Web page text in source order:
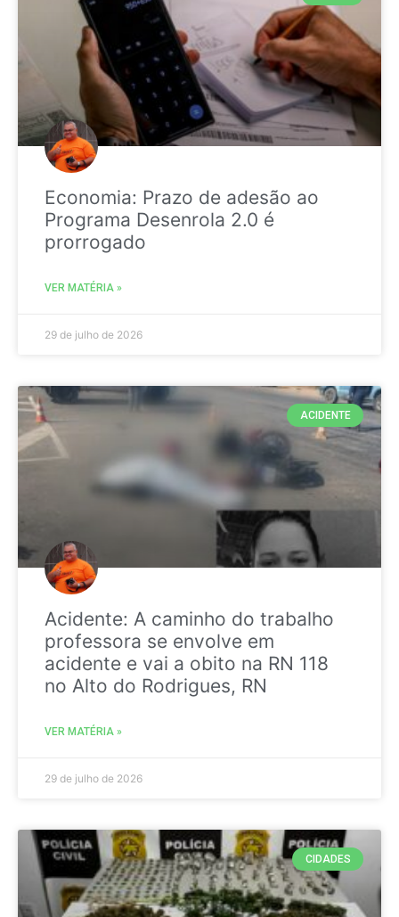
Economia: Prazo de adesão ao
Programa Desenrola 2.0 é
prorrogado
VER MATÉRIA »
29 de julho de 2026
ACIDENTE
Acidente: A caminho do trabalho
professora se envolve em
acidente e vai a obito na RN 118
no Alto do Rodrigues, RN
VER MATÉRIA »
29 de julho de 2026
CIDADES